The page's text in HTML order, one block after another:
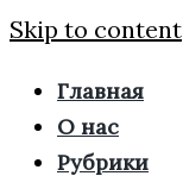
Skip to content
Главная
О нас
Рубрики